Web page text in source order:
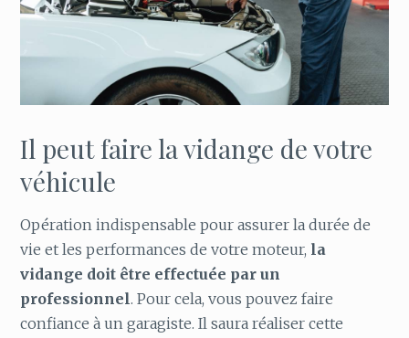
Il peut faire la vidange de votre
véhicule
Opération indispensable pour assurer la durée de
vie et les performances de votre moteur, la
vidange doit être effectuée par un
professionnel. Pour cela, vous pouvez faire
confiance à un garagiste. Il saura réaliser cette